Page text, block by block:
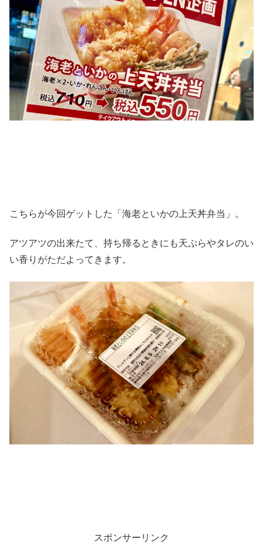
こちらが今回ゲットした「海老といかの上天丼弁当」。
アツアツの出来たて、持ち帰るときにも天ぷらやタレのい
い香りがただよってきます。
スポンサーリンク